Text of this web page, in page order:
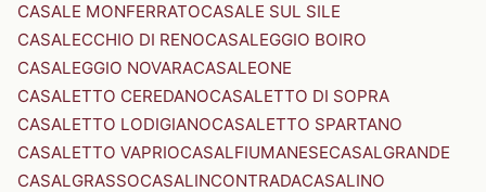
CASALE MONFERRATOCASALE SUL SILE
CASALECCHIO DI RENOCASALEGGIO BOIRO
CASALEGGIO NOVARACASALEONE
CASALETTO CEREDANOCASALETTO DI SOPRA
CASALETTO LODIGIANOCASALETTO SPARTANO
CASALETTO VAPRIOCASALFIUMANESECASALGRANDE
CASALGRASSOCASALINCONTRADACASALINO